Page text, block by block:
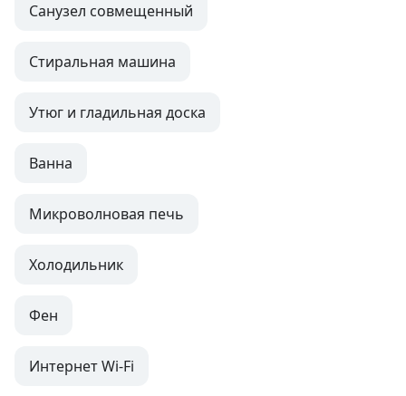
Санузел совмещенный
Стиральная машина
Утюг и гладильная доска
Ванна
Микроволновая печь
Холодильник
Фен
Интернет Wi-Fi